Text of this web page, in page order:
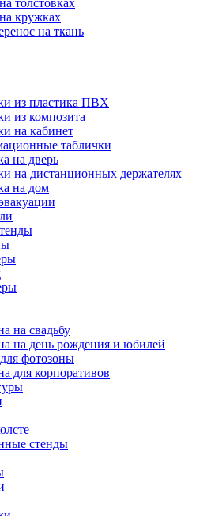
толстовках
кружках
на ткань
из пластика ПВХ
из композита
на кабинет
таблички
на дверь
на дистанционных держателях
на дом
на свадьбу
на день рождения и юбилей
фотозоны
для корпоративов
стенды